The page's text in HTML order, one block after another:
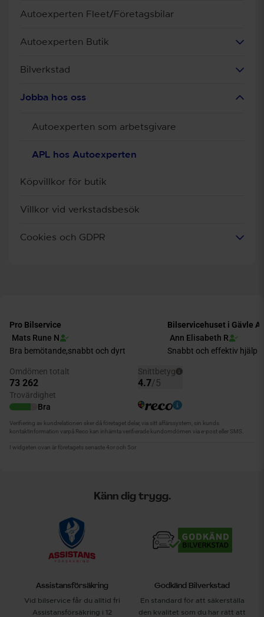
Autoexperten Fleet/Företagsbilar
Autoexperten Butik
Bilverkstad
Jobba hos oss
Autoexperten som arbetsgivare
APL hos Autoexperten
Köpvillkor för butik
Villkor vid verkstadsbesök
Cookies och GDPR
Känn dig trygg.
Assistansförsäkring
Vid bilservice får du alltid fri
Assistansförsäkring i 12
Godkänd Bilverkstad
En standard för att säkerställa
den kvalitet som du har rätt att